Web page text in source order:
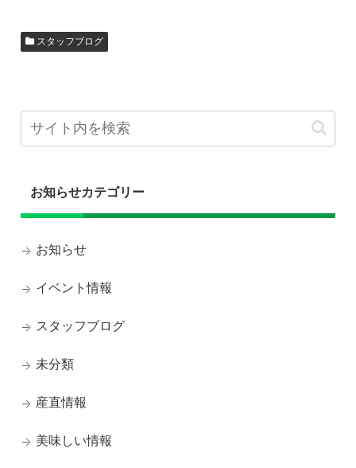
スタッフブログ
お知らせカテゴリー
お知らせ
イベント情報
スタッフブログ
未分類
産直情報
美味しい情報